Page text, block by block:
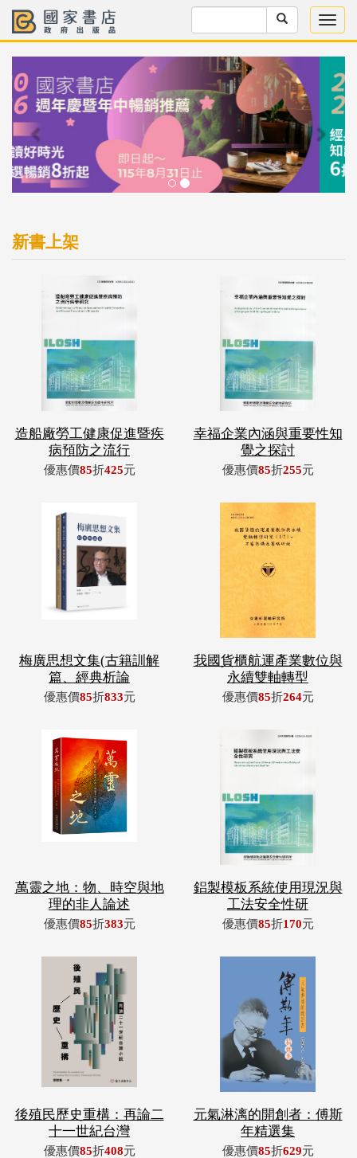
新書上架
造船廠勞工健康促進暨疾
病預防之流行
優惠價85折425元
幸福企業內涵與重要性知
覺之探討
優惠價85折255元
梅廣思想文集(古籍訓解
篇、經典析論
優惠價85折833元
我國貨櫃航運產業數位與
永續雙軸轉型
優惠價85折264元
萬靈之地：物、時空與地
理的非人論述
優惠價85折383元
鋁製模板系統使用現況與
工法安全性研
優惠價85折170元
後殖民歷史重構：再論二
十一世紀台灣
優惠價85折408元
元氣淋漓的開創者：傅斯
年精選集
優惠價85折629元